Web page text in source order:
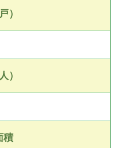
）
）
積